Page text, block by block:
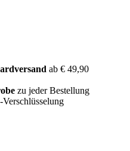
ab € 49,90
zu jeder Bestellung